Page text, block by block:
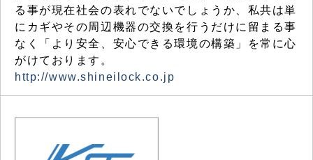
る事が現在社会の表れでないでしょうか、私共は単
にカギやその周辺機器の交換を行うだけに留まる事
なく「より安全、安心できる環境の構築」を常に心
がけております。
http://www.shineilock.co.jp